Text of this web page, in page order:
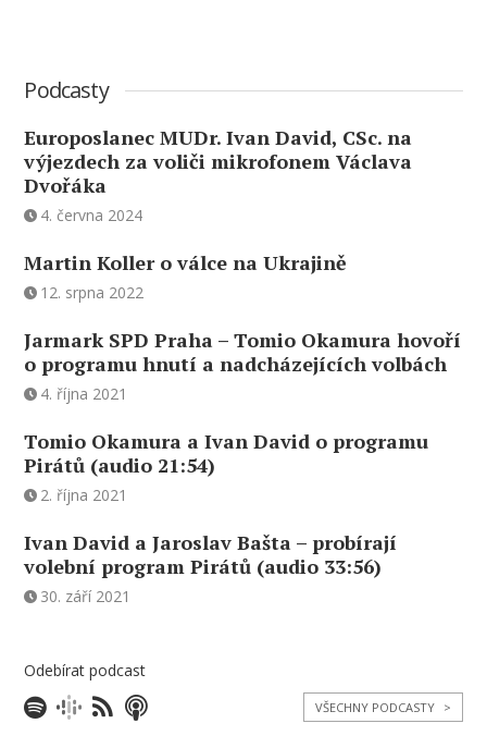
Podcasty
Europoslanec MUDr. Ivan David, CSc. na
výjezdech za voliči mikrofonem Václava
Dvořáka
4. června 2024
Martin Koller o válce na Ukrajině
12. srpna 2022
Jarmark SPD Praha – Tomio Okamura hovoří
o programu hnutí a nadcházejících volbách
4. října 2021
Tomio Okamura a Ivan David o programu
Pirátů (audio 21:54)
2. října 2021
Ivan David a Jaroslav Bašta – probírají
volební program Pirátů (audio 33:56)
30. září 2021
Odebírat podcast
VŠECHNY PODCASTY >